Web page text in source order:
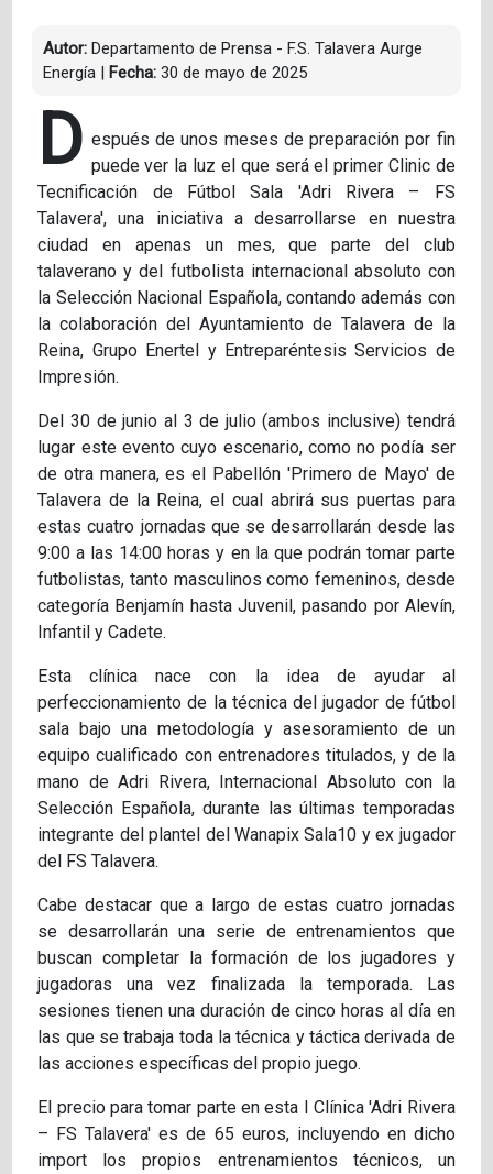
Autor: Departamento de Prensa - F.S. Talavera Aurge
Energía | Fecha: 30 de mayo de 2025
D espués de unos meses de preparación por fin
puede ver la luz el que será el primer Clinic de
Tecnificación de Fútbol Sala 'Adri Rivera – FS
Talavera', una iniciativa a desarrollarse en nuestra
ciudad en apenas un mes, que parte del club
talaverano y del futbolista internacional absoluto con
la Selección Nacional Española, contando además con
la colaboración del Ayuntamiento de Talavera de la
Reina, Grupo Enertel y Entreparéntesis Servicios de
Impresión.
Del 30 de junio al 3 de julio (ambos inclusive) tendrá
lugar este evento cuyo escenario, como no podía ser
de otra manera, es el Pabellón 'Primero de Mayo' de
Talavera de la Reina, el cual abrirá sus puertas para
estas cuatro jornadas que se desarrollarán desde las
9:00 a las 14:00 horas y en la que podrán tomar parte
futbolistas, tanto masculinos como femeninos, desde
categoría Benjamín hasta Juvenil, pasando por Alevín,
Infantil y Cadete.
Esta clínica nace con la idea de ayudar al
perfeccionamiento de la técnica del jugador de fútbol
sala bajo una metodología y asesoramiento de un
equipo cualificado con entrenadores titulados, y de la
mano de Adri Rivera, Internacional Absoluto con la
Selección Española, durante las últimas temporadas
integrante del plantel del Wanapix Sala10 y ex jugador
del FS Talavera.
Cabe destacar que a largo de estas cuatro jornadas
se desarrollarán una serie de entrenamientos que
buscan completar la formación de los jugadores y
jugadoras una vez finalizada la temporada. Las
sesiones tienen una duración de cinco horas al día en
las que se trabaja toda la técnica y táctica derivada de
las acciones específicas del propio juego.
El precio para tomar parte en esta I Clínica 'Adri Rivera
– FS Talavera' es de 65 euros, incluyendo en dicho
import los propios entrenamientos técnicos, un